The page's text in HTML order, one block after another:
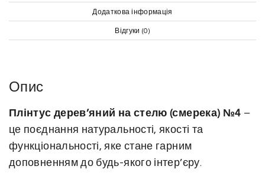
н
н
е
л
Додаткова інформація
Відгуки (0)
Опис
Плінтус дерев’яний на стелю (смерека) №4 –
це поєднання натуральності, якості та
функціональності, яке стане гарним
доповненням до будь-якого інтер’єру.